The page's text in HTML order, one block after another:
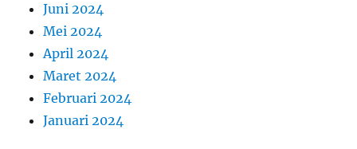
Juni 2024
Mei 2024
April 2024
Maret 2024
Februari 2024
Januari 2024